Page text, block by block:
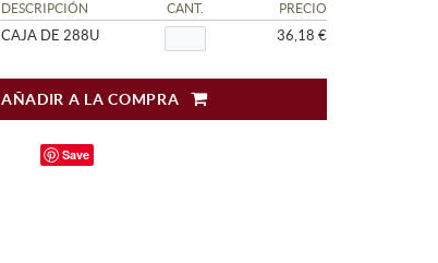
DESCRIPCIÓN CANT. PRECIO
CAJA DE 288U 36,18 €
AÑADIR A LA COMPRA
Save